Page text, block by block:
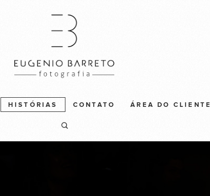
HISTÓRIAS CONTATO ÁREA DO CLIENTE